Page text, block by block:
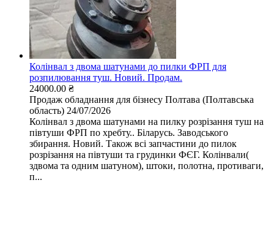
Колінвал з двома шатунами до пилки ФРП для
розпилювання туш. Новий. Продам.
24000.00 ₴
Продаж обладнання для бізнесу Полтава (Полтавська
область) 24/07/2026
Колінвал з двома шатунами на пилку розрізання туш на
півтуши ФРП по хребту.. Біларусь. Заводського
збирання. Новий. Також всі запчастини до пилок
розрізання на півтуши та грудинки ФЄГ. Колінвали(
здвома та одним шатуном), штоки, полотна, противаги,
п...